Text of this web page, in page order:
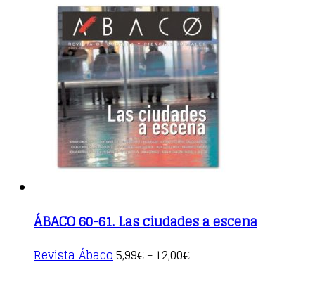
multiple
variants.
The
options
may
be
chosen
on
the
product
page
ÁBACO 60-61. Las ciudades a escena
Revista Ábaco This
product
5,99€ – 12,00€